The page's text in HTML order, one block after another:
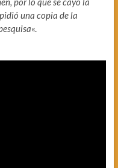
una copia de la
«.